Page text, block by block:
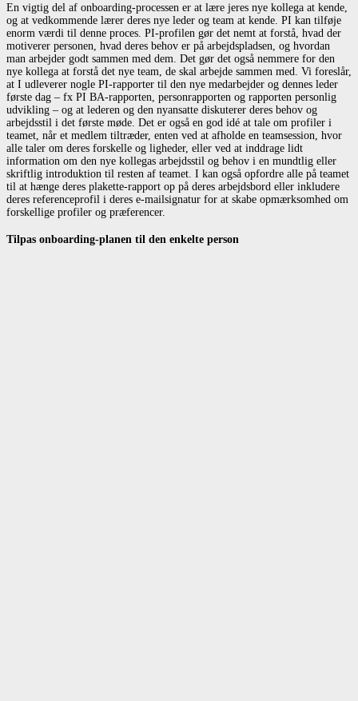
En vigtig del af onboarding-processen er at lære jeres nye kollega at kende,
og at vedkommende lærer deres nye leder og team at kende. PI kan tilføje
enorm værdi til denne proces. PI-profilen gør det nemt at forstå, hvad der
motiverer personen, hvad deres behov er på arbejdspladsen, og hvordan
man arbejder godt sammen med dem. Det gør det også nemmere for den
nye kollega at forstå det nye team, de skal arbejde sammen med. Vi foreslår,
at I udleverer nogle PI-rapporter til den nye medarbejder og dennes leder
første dag – fx PI BA-rapporten, personrapporten og rapporten personlig
udvikling – og at lederen og den nyansatte diskuterer deres behov og
arbejdsstil i det første møde. Det er også en god idé at tale om profiler i
teamet, når et medlem tiltræder, enten ved at afholde en teamsession, hvor
alle taler om deres forskelle og ligheder, eller ved at inddrage lidt
information om den nye kollegas arbejdsstil og behov i en mundtlig eller
skriftlig introduktion til resten af ​​teamet. I kan også opfordre alle på teamet
til at hænge deres plakette-rapport op på deres arbejdsbord eller inkludere
deres referenceprofil i deres e-mailsignatur for at skabe opmærksomhed om
forskellige profiler og præferencer.
Tilpas onboarding-planen til den enkelte person